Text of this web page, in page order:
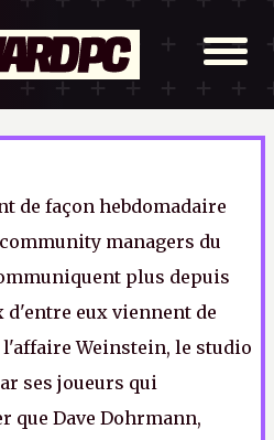
de façon hebdomadaire
managers du
plus depuis
d'entre eux viennent de
Weinstein, le studio
ses joueurs qui
que Dave Dohrmann,